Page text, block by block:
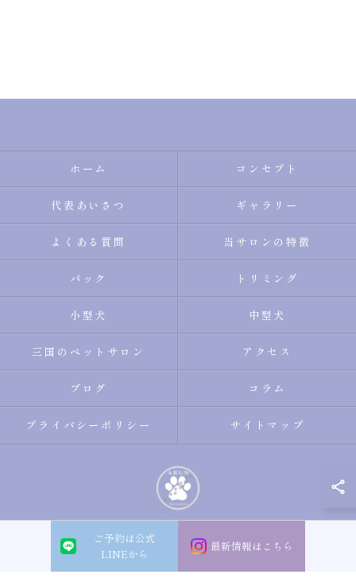
ご予約は公式
LINEから
最新情報はこちら
ホーム コンセプト
代表あいさつ ギャラリー
よくある質問 当サロンの特徴
パック トリミング
小型犬 中型犬
三国のペットサロン アクセス
ブログ コラム
プライバシーポリシー サイトマップ
© 2026 大阪市淀川区のトリミングサロン・ペットサロンならDogsalon ARUN
ALL RIGHTS RESERVED.